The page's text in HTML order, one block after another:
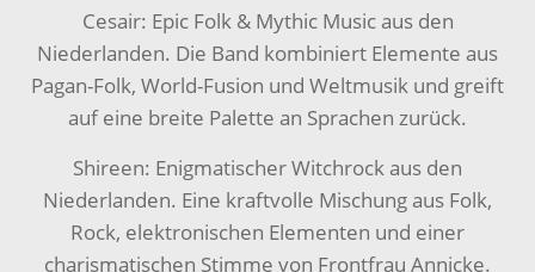
Cesair: Epic Folk & Mythic Music aus den
Niederlanden. Die Band kombiniert Elemente aus
Pagan-Folk, World-Fusion und Weltmusik und greift
auf eine breite Palette an Sprachen zurück.
Shireen: Enigmatischer Witchrock aus den
Niederlanden. Eine kraftvolle Mischung aus Folk,
Rock, elektronischen Elementen und einer
charismatischen Stimme von Frontfrau Annicke.